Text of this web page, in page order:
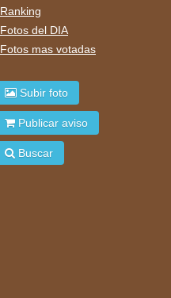
Ranking
Fotos del DIA
Fotos mas votadas
Subir foto
Publicar aviso
Buscar